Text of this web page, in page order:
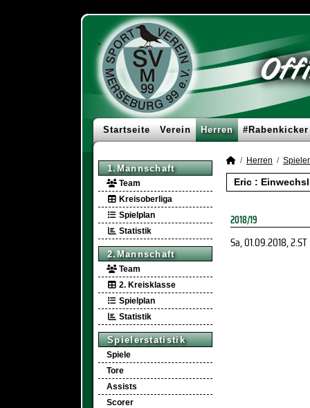
Startseite Verein Herren #Rabenkicker
1.Mannschaft
Team
Kreisoberliga
Spielplan
Statistik
2.Mannschaft
Team
2. Kreisklasse
Spielplan
Statistik
Spielerstatistik
Spiele
Tore
Assists
Scorer
Herren
Eric :
2018/19
Sa, 01.09.2018, 2.ST